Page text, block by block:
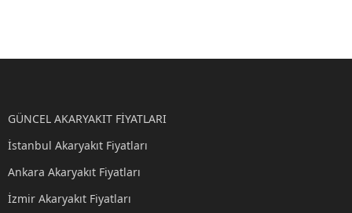
GÜNCEL AKARYAKIT FİYATLARI
İstanbul Akaryakıt Fiyatları
Ankara Akaryakıt Fiyatları
İzmir Akaryakıt Fiyatları